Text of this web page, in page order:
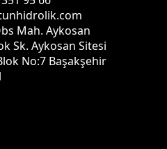
Mah. Aykosan
Sk. Aykosan Sitesi
No:7 Başakşehir